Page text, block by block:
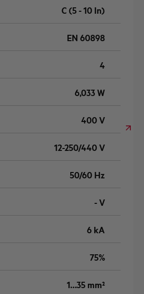
C (5 - 10 In)
EN 60898
4
6,033 W
400 V
12-250/440 V
50/60 Hz
- V
6 kA
75%
1…35 mm²